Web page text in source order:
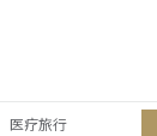
医疗旅行